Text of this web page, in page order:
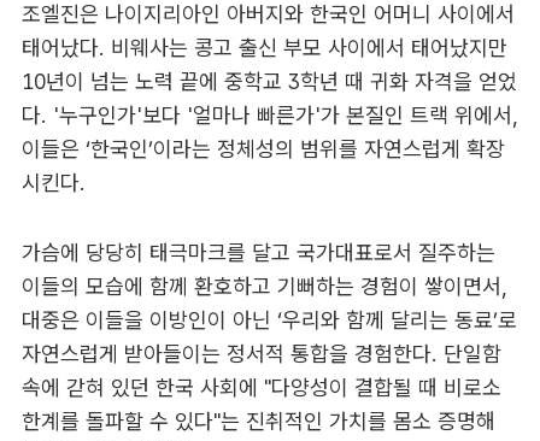
조엘진은 나이지리아인 아버지와 한국인 어머니 사이에서
태어났다. 비웨사는 콩고 출신 부모 사이에서 태어났지만
10년이 넘는 노력 끝에 중학교 3학년 때 귀화 자격을 얻었
다. '누구인가'보다 '얼마나 빠른가'가 본질인 트랙 위에서,
이들은 ‘한국인’이라는 정체성의 범위를 자연스럽게 확장
시킨다.
가슴에 당당히 태극마크를 달고 국가대표로서 질주하는
이들의 모습에 함께 환호하고 기뻐하는 경험이 쌓이면서,
대중은 이들을 이방인이 아닌 ‘우리와 함께 달리는 동료’로
자연스럽게 받아들이는 정서적 통합을 경험한다. 단일함
속에 갇혀 있던 한국 사회에 "다양성이 결합될 때 비로소
한계를 돌파할 수 있다"는 진취적인 가치를 몸소 증명해